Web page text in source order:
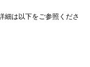
細は以下をご参照くださ